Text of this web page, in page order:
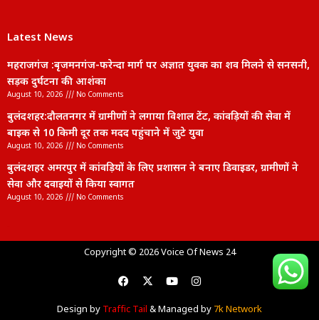
Latest News
महराजगंज :बृजमनगंज-फरेन्दा मार्ग पर अज्ञात युवक का शव मिलने से सनसनी,
सड़क दुर्घटना की आशंका
August 10, 2026 No Comments
बुलंदशहर:दौलतनगर में ग्रामीणों ने लगाया विशाल टेंट, कांवड़ियों की सेवा में
बाइक से 10 किमी दूर तक मदद पहुंचाने में जुटे युवा
August 10, 2026 No Comments
बुलंदशहर अमरपुर में कांवड़ियों के लिए प्रशासन ने बनाए डिवाइडर, ग्रामीणों ने
सेवा और दवाइयों से किया स्वागत
August 10, 2026 No Comments
Copyright © 2026 Voice Of News 24
Design by Traffic Tail & Managed by 7k Network